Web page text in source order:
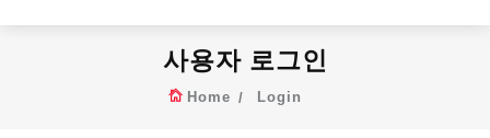
사용자 로그인
Home Login